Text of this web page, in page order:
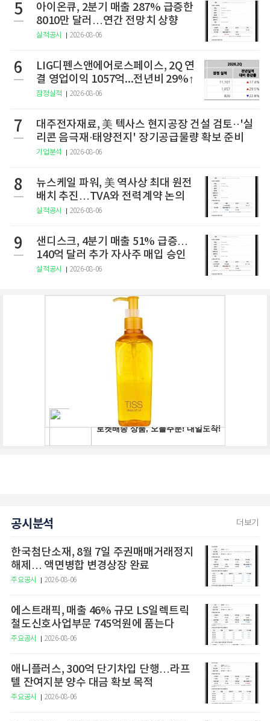
5
아이온큐, 2분기 매출 287% 급증한
8010만 달러…연간 전망치 상향
실적공시 2026-08-06
6
LIG디펜스앤에어로스페이스, 2Q 연
결 영업이익 1057억...전년비 29%↑
잠정실적 2026-08-06
7
대주전자재료, 美 텍사스 현지공장 건설 검토··'실
리콘 음극재·태양전지' 장기공급물량 확보 준비
기업분석 2026-08-06
8
뉴스케일 파워, 美 역사상 최대 원전
배치 추진…TVA와 전력계약 논의
실적공시 2026-08-06
9
샌디스크, 4분기 매출 51% 급증…
140억 달러 추가 자사주 매입 승인
실적공시 2026-08-06
공시분석 더보기
한국첨단소재, 8월 7일 주권매매거래정지
해제… 액면병합 변경상장 완료
주요공시 2026-08-06
에스트래픽, 매출 46% 규모 LS일렉트릭
철도신호사업부문 745억원에 품는다
주요공시 2026-08-06
애니플러스, 300억 단기차입 단행…라프
텔 잔여지분 양수 대금 확보 목적
주요공시 2026-08-06